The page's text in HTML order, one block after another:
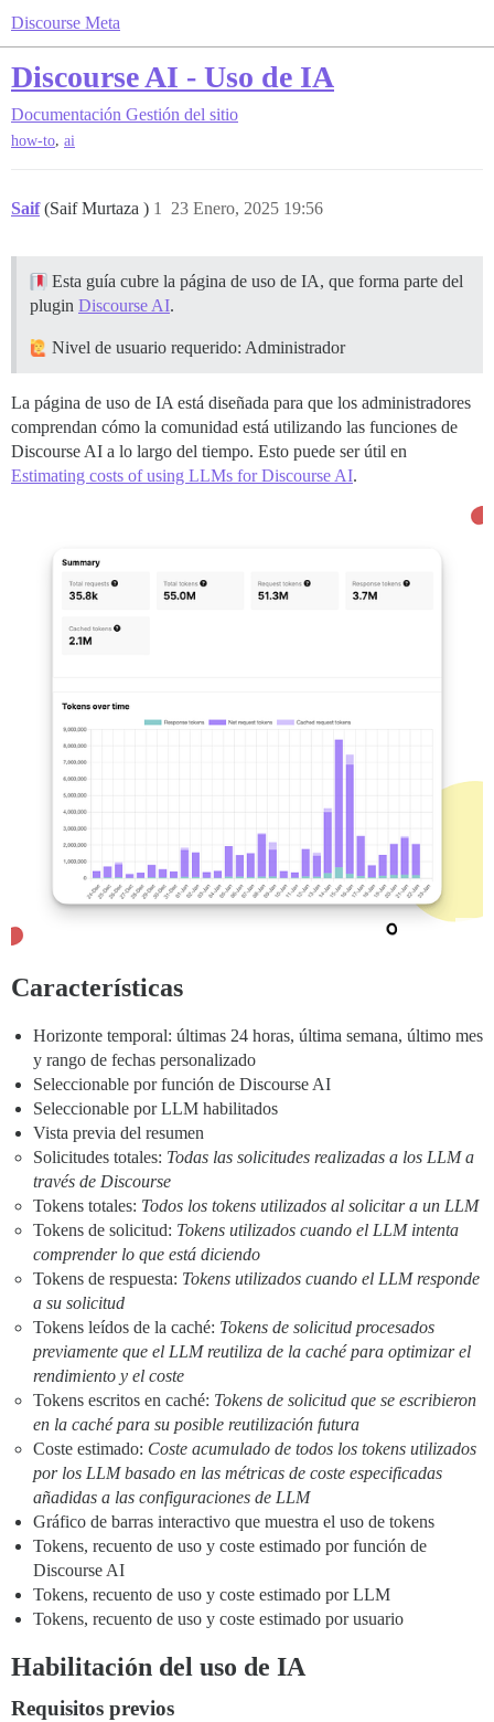
Discourse Meta
Discourse AI - Uso de IA
Documentación Gestión del sitio
how-to, ai
Saif (Saif Murtaza ) 23 Enero, 2025 19:56
1
Esta guía cubre la página de uso de IA, que forma parte del
plugin Discourse AI.
Nivel de usuario requerido: Administrador
La página de uso de IA está diseñada para que los administradores
comprendan cómo la comunidad está utilizando las funciones de
Discourse AI a lo largo del tiempo. Esto puede ser útil en
Estimating costs of using LLMs for Discourse AI.
Características
Horizonte temporal: últimas 24 horas, última semana, último mes
y rango de fechas personalizado
Seleccionable por función de Discourse AI
Seleccionable por LLM habilitados
Vista previa del resumen
Solicitudes totales: Todas las solicitudes realizadas a los LLM a
través de Discourse
Tokens totales: Todos los tokens utilizados al solicitar a un LLM
Tokens de solicitud: Tokens utilizados cuando el LLM intenta
comprender lo que está diciendo
Tokens de respuesta: Tokens utilizados cuando el LLM responde
a su solicitud
Tokens leídos de la caché: Tokens de solicitud procesados
previamente que el LLM reutiliza de la caché para optimizar el
rendimiento y el coste
Tokens escritos en caché: Tokens de solicitud que se escribieron
en la caché para su posible reutilización futura
Coste estimado: Coste acumulado de todos los tokens utilizados
por los LLM basado en las métricas de coste especificadas
añadidas a las configuraciones de LLM
Gráfico de barras interactivo que muestra el uso de tokens
Tokens, recuento de uso y coste estimado por función de
Discourse AI
Tokens, recuento de uso y coste estimado por LLM
Tokens, recuento de uso y coste estimado por usuario
Habilitación del uso de IA
Requisitos previos